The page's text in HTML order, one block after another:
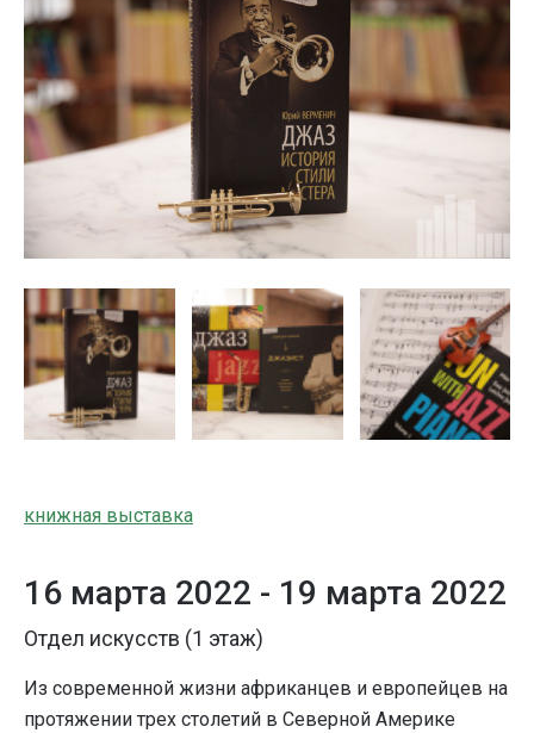
книжная выставка
16 марта 2022 - 19 марта 2022
Отдел искусств (1 этаж)
Из современной жизни африканцев и европейцев на
протяжении трех столетий в Северной Америке